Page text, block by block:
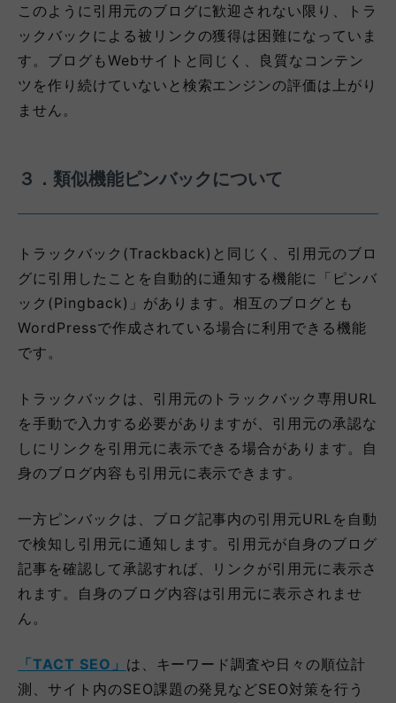
このように引用元のブログに歓迎されない限り、トラ
ックバックによる被リンクの獲得は困難になっていま
す。ブログもWebサイトと同じく、良質なコンテン
ツを作り続けていないと検索エンジンの評価は上がり
ません。
３．類似機能ピンバックについて
トラックバック(Trackback)と同じく、引用元のブロ
グに引用したことを自動的に通知する機能に「ピンバ
ック(Pingback)」があります。相互のブログとも
WordPressで作成されている場合に利用できる機能
です。
トラックバックは、引用元のトラックバック専用URL
を手動で入力する必要がありますが、引用元の承認な
しにリンクを引用元に表示できる場合があります。自
身のブログ内容も引用元に表示できます。
一方ピンバックは、ブログ記事内の引用元URLを自動
で検知し引用元に通知します。引用元が自身のブログ
記事を確認して承認すれば、リンクが引用元に表示さ
れます。自身のブログ内容は引用元に表示されませ
ん。
「TACT SEO」 は、キーワード調査や日々の順位計
測、サイト内のSEO課題の発見などSEO対策を行う